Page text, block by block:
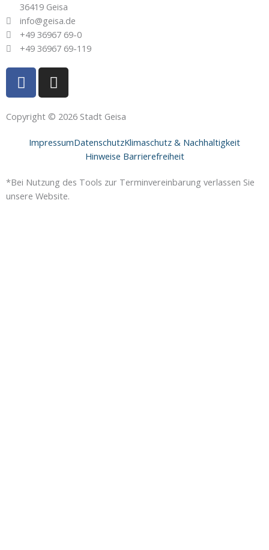
36419 Geisa
info@geisa.de
+49 36967 69-0
+49 36967 69-119
F
a
c
e
k
-
I
n
s
t
g
a
m
Copyright © 2026 Stadt Geisa
ImpressumDatenschutzKlimaschutz & Nachhaltigkeit
Hinweise Barrierefreiheit
*Bei Nutzung des Tools zur Terminvereinbarung verlassen Sie
unsere Website.